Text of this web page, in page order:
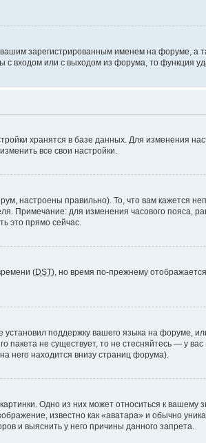
зарегистрированным именем на форуме, а
входом или с выходом из форума, то функция
хранятся в базе данных. Для изменения
все свои настройки.
настроены правильно). То, что вам кажется
Примечание: для изменения часового пояса,
это прямо сейчас.
(DST), но время по-прежнему
поддержку вашего языка на форуме,
пакета не существует, то не стесняйтесь — у
него находится внизу страниц форума).
Одно из них может относиться к
известно как «аватара» и обычно
и выяснить у него причины данного запрета.